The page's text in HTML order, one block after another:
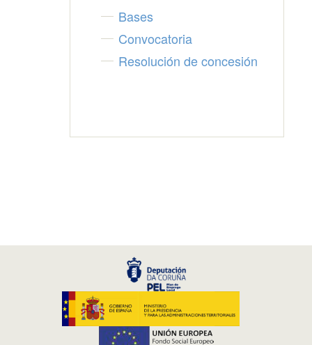
Bases
Convocatoria
Resolución de concesión